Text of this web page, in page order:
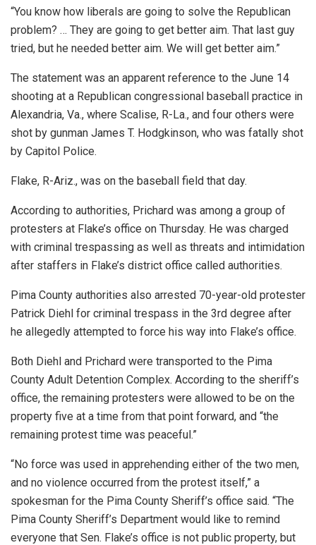
“You know how liberals are going to solve the Republican
problem? … They are going to get better aim. That last guy
tried, but he needed better aim. We will get better aim.”
The statement was an apparent reference to the June 14
shooting at a Republican congressional baseball practice in
Alexandria, Va., where Scalise, R-La., and four others were
shot by gunman James T. Hodgkinson, who was fatally shot
by Capitol Police.
Flake, R-Ariz., was on the baseball field that day.
According to authorities, Prichard was among a group of
protesters at Flake’s office on Thursday. He was charged
with criminal trespassing as well as threats and intimidation
after staffers in Flake’s district office called authorities.
Pima County authorities also arrested 70-year-old protester
Patrick Diehl for criminal trespass in the 3rd degree after
he allegedly attempted to force his way into Flake’s office.
Both Diehl and Prichard were transported to the Pima
County Adult Detention Complex. According to the sheriff’s
office, the remaining protesters were allowed to be on the
property five at a time from that point forward, and “the
remaining protest time was peaceful.”
“No force was used in apprehending either of the two men,
and no violence occurred from the protest itself,” a
spokesman for the Pima County Sheriff’s office said. “The
Pima County Sheriff’s Department would like to remind
everyone that Sen. Flake’s office is not public property, but